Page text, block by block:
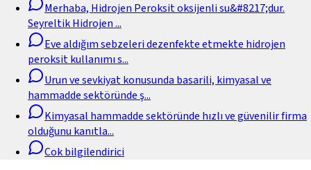
Merhaba, Hidrojen Peroksit oksijenli su&#8217;dur.
Seyreltik Hidrojen...
Eve aldığım sebzeleri dezenfekte etmekte hidrojen
peroksit kullanımı s...
Urun ve sevkiyat konusunda basarili, kimyasal ve
hammadde sektöründe ş...
Kimyasal hammadde sektöründe hızlı ve güvenilir firma
olduğunu kanıtla...
Cok bilgilendirici